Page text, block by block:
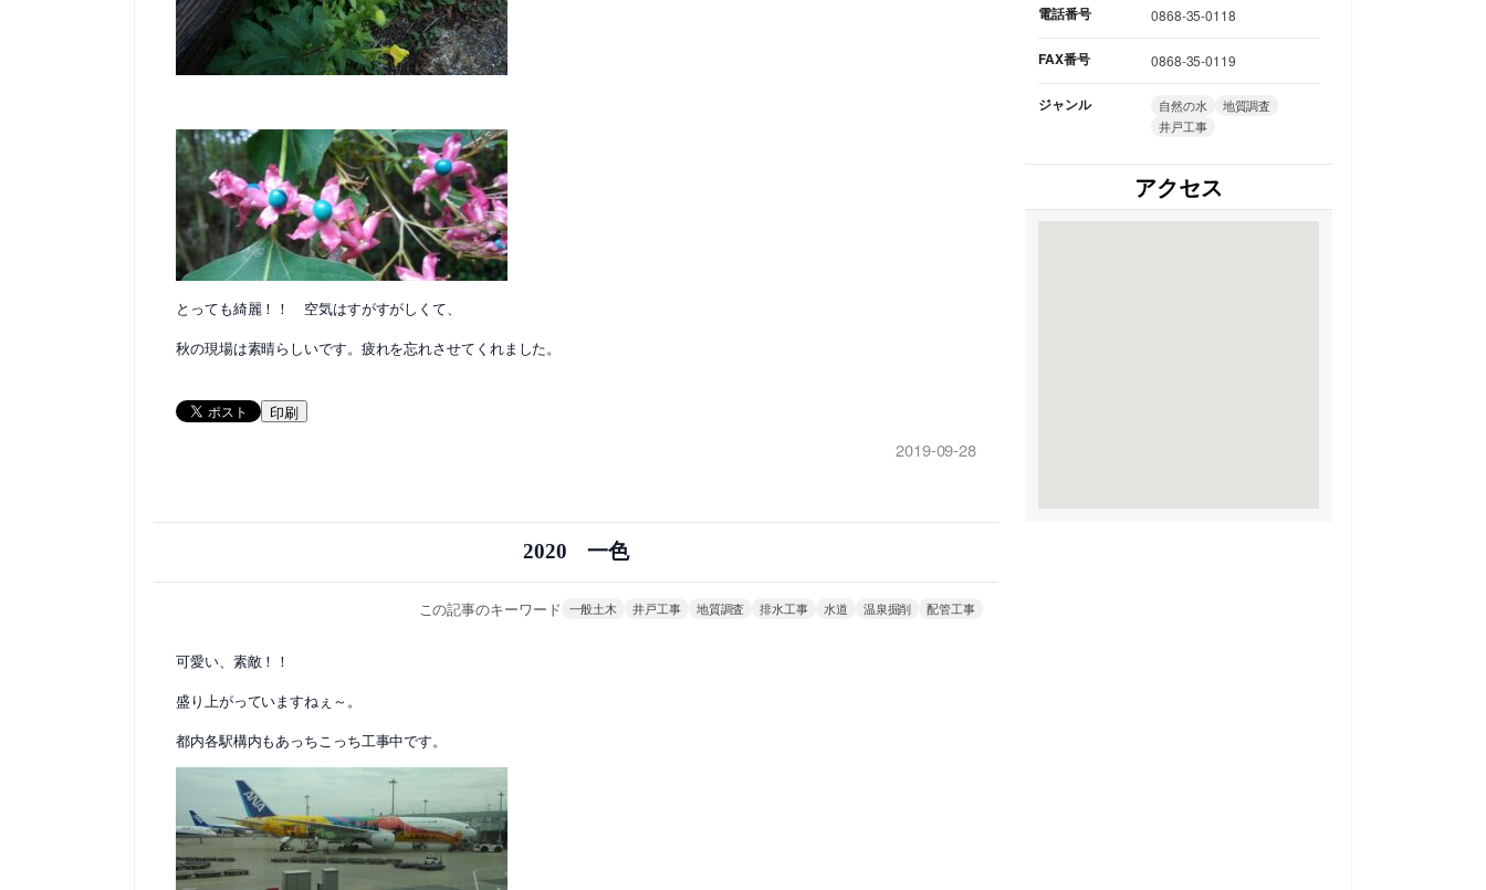
とっても綺麗！！ 空気はすがすがしくて、
秋の現場は素晴らしいです。疲れを忘れさせてくれました。
印刷
2019-09-28
2020 一色
この記事のキーワード 一般土木 井戸工事 地質調査 排水工事 水道 温泉掘削 配管工事
可愛い、素敵！！
盛り上がっていますねぇ～。
都内各駅構内もあっちこっち工事中です。
電話番号 0868-35-0118
FAX番号 0868-35-0119
ジャンル 自然の水
地質調査
井戸工事
アクセス